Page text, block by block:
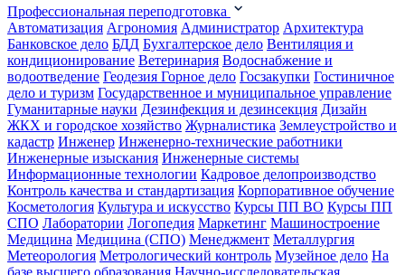
Профессиональная переподготовка
Автоматизация Агрономия Администратор Архитектура
Банковское дело БДД Бухгалтерское дело Вентиляция и
кондиционирование Ветеринария Водоснабжение и
водоотведение Геодезия Горное дело Госзакупки Гостиничное
дело и туризм Государственное и муниципальное управление
Гуманитарные науки Дезинфекция и дезинсекция Дизайн
ЖКХ и городское хозяйство Журналистика Землеустройство и
кадастр Инженер Инженерно-технические работники
Инженерные изыскания Инженерные системы
Информационные технологии Кадровое делопроизводство
Контроль качества и стандартизация Корпоративное обучение
Косметология Культура и искусство Курсы ПП ВО Курсы ПП
СПО Лаборатории Логопедия Маркетинг Машиностроение
Медицина Медицина (СПО) Менеджмент Металлургия
Метеорология Метрологический контроль Музейное дело На
базе высшего образования Научно-исследовательская